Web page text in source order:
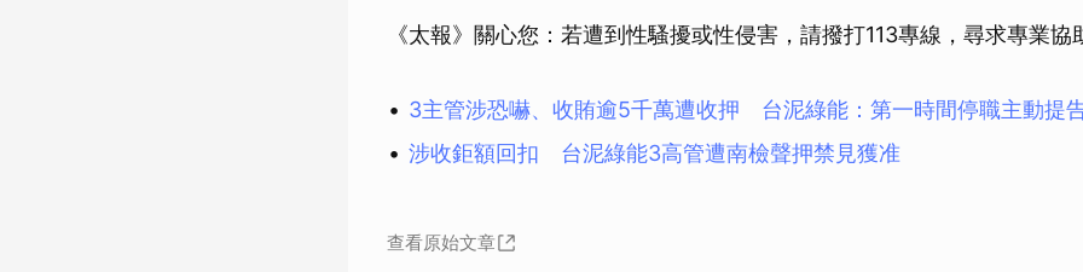
《太報》關心您：若遭到性騷擾或性侵害，請撥打113專線，尋求專業協
3主管涉恐嚇、收賄逾5千萬遭收押 台泥綠能：第一時間停職主動提
涉收鉅額回扣 台泥綠能3高管遭南檢聲押禁見獲准
查看原始文章